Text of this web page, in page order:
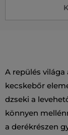
A repülés
kecskebőr
dzseki a
könnyen
a derékrészen